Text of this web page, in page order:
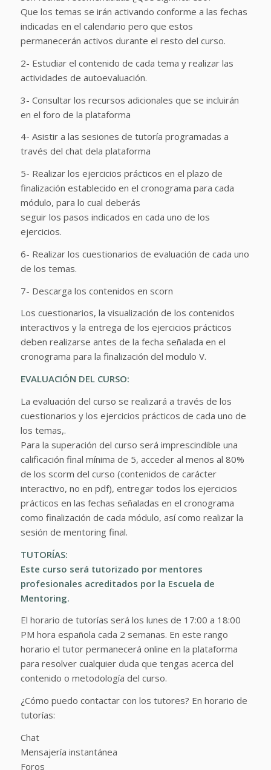
Que los temas se irán activando conforme a las fechas
indicadas en el calendario pero que estos
permanecerán activos durante el resto del curso.
2- Estudiar el contenido de cada tema y realizar las
actividades de autoevaluación.
3- Consultar los recursos adicionales que se incluirán
en el foro de la plataforma
4- Asistir a las sesiones de tutoría programadas a
través del chat dela plataforma
5- Realizar los ejercicios prácticos en el plazo de
finalización establecido en el cronograma para cada
módulo, para lo cual deberás
seguir los pasos indicados en cada uno de los
ejercicios.
6- Realizar los cuestionarios de evaluación de cada uno
de los temas.
7- Descarga los contenidos en scorn
Los cuestionarios, la visualización de los contenidos
interactivos y la entrega de los ejercicios prácticos
deben realizarse antes de la fecha señalada en el
cronograma para la finalización del modulo V.
EVALUACIÓN DEL CURSO:
La evaluación del curso se realizará a través de los
cuestionarios y los ejercicios prácticos de cada uno de
los temas,.
Para la superación del curso será imprescindible una
calificación final mínima de 5, acceder al menos al 80%
de los scorm del curso (contenidos de carácter
interactivo, no en pdf), entregar todos los ejercicios
prácticos en las fechas señaladas en el cronograma
como finalización de cada módulo, así como realizar la
sesión de mentoring final.
TUTORÍAS:
Este curso será tutorizado por mentores
profesionales acreditados por la Escuela de
Mentoring.
El horario de tutorías será los lunes de 17:00 a 18:00
PM hora española cada 2 semanas. En este rango
horario el tutor permanecerá online en la plataforma
para resolver cualquier duda que tengas acerca del
contenido o metodología del curso.
¿Cómo puedo contactar con los tutores? En horario de
tutorías:
Chat
Mensajería instantánea
Foros